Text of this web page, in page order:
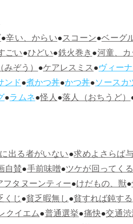
●辛い、からい●スコーン●ベーグ
ごい●ひどい●鉄火巻き●河童、
みぞう）●ケアレスミス●ヴィー
ンド●煮かつ丼●かつ丼●ソースカ
●ラムネ●怪人●落人（おちうど）
出る者がいない●求めよさらば
自賛●手前味噌●ツケが回ってく
フタヌーンティー●けだもの、獣●
くじ●貧乏暇無し●貧すれば鈍する
クイエム●普通選挙●痛快●交通